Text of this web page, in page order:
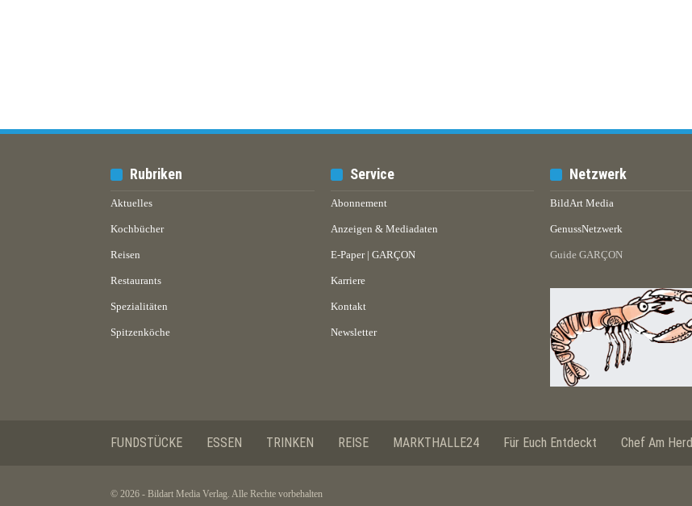
Rubriken
Aktuelles
Kochbücher
Reisen
Restaurants
Spezialitäten
Spitzenköche
Service
Abonnement
Anzeigen & Mediadaten
E-Paper | GARÇON
Karriere
Kontakt
Newsletter
Netzwerk
BildArt Media
GenussNetzwerk
Guide GARÇON
FUNDSTÜCKE ESSEN TRINKEN REISE MARKTHALLE24 Für Euch Entdeckt Chef Am Herd
© 2026 - Bildart Media Verlag. Alle Rechte vorbehalten